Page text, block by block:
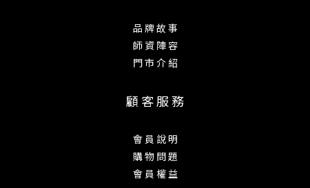
品 牌 故 事
師 資 陣 容
門 市 介 紹
顧 客 服 務
會 員 說 明
購 物 問 題
會 員 權 益